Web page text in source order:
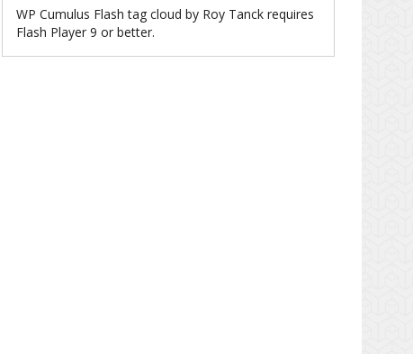
WP Cumulus Flash tag cloud by Roy Tanck requires
Flash Player 9 or better.